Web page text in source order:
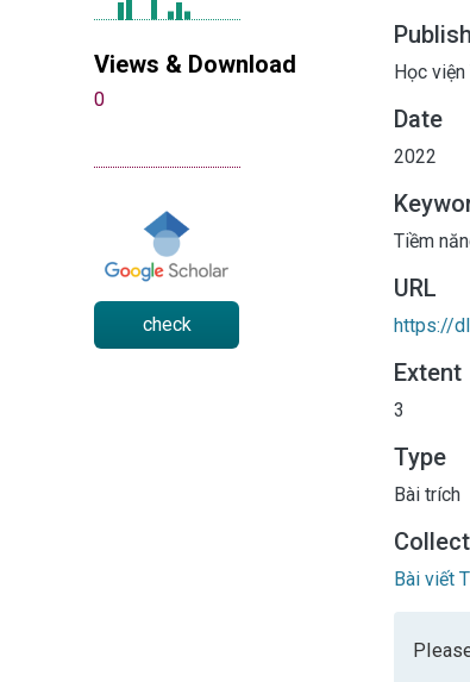
Views & Download
0
check
Học viện
Date
2022
Tiềm
URL
https://
Extent
3
Type
Bài trích
Bài viết